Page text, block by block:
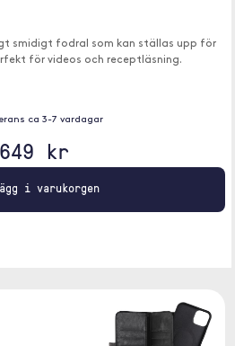
smidigt fodral som kan ställas upp för
för videos och receptläsning.
ca 3-7 vardagar
649 kr
i varukorgen